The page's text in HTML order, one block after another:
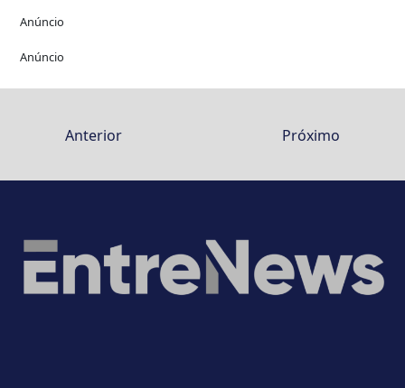
Anúncio
Anúncio
Anterior Próximo